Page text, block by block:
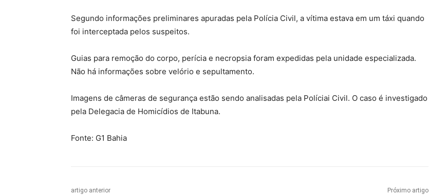
Segundo informações preliminares apuradas pela Polícia Civil, a vítima estava em um táxi quando
foi interceptada pelos suspeitos.
Guias para remoção do corpo, perícia e necropsia foram expedidas pela unidade especializada.
Não há informações sobre velório e sepultamento.
Imagens de câmeras de segurança estão sendo analisadas pela Políciai Civil. O caso é investigado
pela Delegacia de Homicídios de Itabuna.
Fonte: G1 Bahia
artigo anterior Próximo artigo